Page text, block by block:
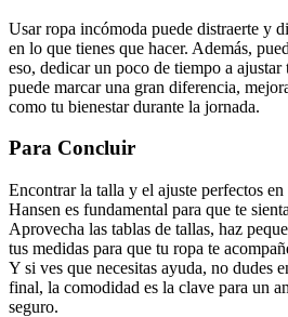
Usar ropa incómoda puede distraerte y
en lo que tienes que hacer. Además,
eso, dedicar un poco de tiempo a
puede marcar una gran diferencia,
como tu bienestar durante la jornada.
Para Concluir
Encontrar la talla y el ajuste perfectos
Hansen es fundamental para que te
Aprovecha las tablas de tallas, haz
tus medidas para que tu ropa te
Y si ves que necesitas ayuda, no dudes
final, la comodidad es la clave para un
seguro.